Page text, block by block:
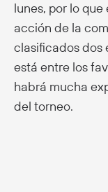
lunes, por lo
acción de la
clasificados dos
está entre los
habrá mucha
del torneo.